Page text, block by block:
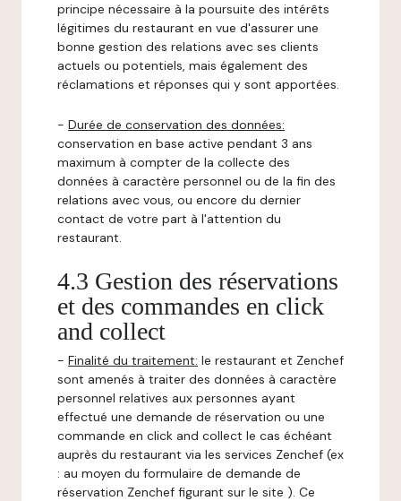
principe nécessaire à la poursuite des intérêts
légitimes du restaurant en vue d'assurer une
bonne gestion des relations avec ses clients
actuels ou potentiels, mais également des
réclamations et réponses qui y sont apportées.
- Durée de conservation des données:
conservation en base active pendant 3 ans
maximum à compter de la collecte des
données à caractère personnel ou de la fin des
relations avec vous, ou encore du dernier
contact de votre part à l'attention du
restaurant.
4.3 Gestion des réservations
et des commandes en click
and collect
- Finalité du traitement: le restaurant et Zenchef
sont amenés à traiter des données à caractère
personnel relatives aux personnes ayant
effectué une demande de réservation ou une
commande en click and collect le cas échéant
auprès du restaurant via les services Zenchef (ex
: au moyen du formulaire de demande de
réservation Zenchef figurant sur le site ). Ce